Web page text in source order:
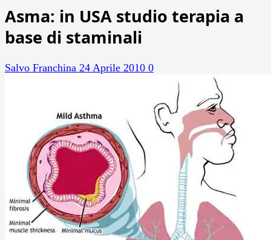
Asma: in USA studio terapia a
base di staminali
Salvo Franchina 24 Aprile 2010 0